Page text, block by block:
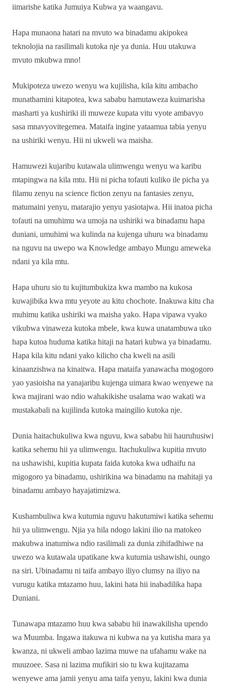
iimarishe katika Jumuiya Kubwa ya waangavu.
Hapa munaona hatari na mvuto wa binadamu akipokea
teknolojia na rasilimali kutoka nje ya dunia. Huu utakuwa
mvuto mkubwa mno!
Mukipoteza uwezo wenyu wa kujilisha, kila kitu ambacho
munathamini kitapotea, kwa sababu hamutaweza kuimarisha
masharti ya kushiriki ili muweze kupata vitu vyote ambavyo
sasa mnavyovitegemea. Mataifa ingine yataamua tabia yenyu
na ushiriki wenyu. Hii ni ukweli wa maisha.
Hamuwezi kujaribu kutawala ulimwengu wenyu wa karibu
mtapingwa na kila mtu. Hii ni picha tofauti kuliko ile picha ya
filamu zenyu na science fiction zenyu na fantasies zenyu,
matumaini yenyu, matarajio yenyu yasiotajwa. Hii inatoa picha
tofauti na umuhimu wa umoja na ushiriki wa binadamu hapa
duniani, umuhimi wa kulinda na kujenga uhuru wa binadamu
na nguvu na uwepo wa Knowledge ambayo Mungu ameweka
ndani ya kila mtu.
Hapa uhuru sio tu kujitumbukiza kwa mambo na kukosa
kuwajibika kwa mtu yeyote au kitu chochote. Inakuwa kitu cha
muhimu katika ushiriki wa maisha yako. Hapa vipawa vyako
vikubwa vinaweza kutoka mbele, kwa kuwa unatambuwa uko
hapa kutoa huduma katika hitaji na hatari kubwa ya binadamu.
Hapa kila kitu ndani yako kilicho cha kweli na asili
kinaanzishwa na kinaitwa. Hapa mataifa yanawacha mogogoro
yao yasioisha na yanajaribu kujenga uimara kwao wenyewe na
kwa majirani wao ndio wahakikishe usalama wao wakati wa
mustakabali na kujilinda kutoka maingilio kutoka nje.
Dunia haitachukuliwa kwa nguvu, kwa sababu hii hauruhusiwi
katika sehemu hii ya ulimwengu. Itachukuliwa kupitia mvuto
na ushawishi, kupitia kupata faida kutoka kwa udhaifu na
migogoro ya binadamu, ushirikina wa binadamu na mahitaji ya
binadamu ambayo hayajatimizwa.
Kushambuliwa kwa kutumia nguvu hakutumiwi katika sehemu
hii ya ulimwengu. Njia ya hila ndogo lakini ilio na matokeo
makubwa inatumiwa ndio rasilimali za dunia zihifadhiwe na
uwezo wa kutawala upatikane kwa kutumia ushawishi, oungo
na siri. Ubinadamu ni taifa ambayo iliyo clumsy na iliyo na
vurugu katika mtazamo huu, lakini hata hii inabadilika hapa
Duniani.
Tunawapa mtazamo huu kwa sababu hii inawakilisha upendo
wa Muumba. Ingawa itakuwa ni kubwa na ya kutisha mara ya
kwanza, ni ukweli ambao lazima muwe na ufahamu wake na
muuzoee. Sasa ni lazima mufikiri sio tu kwa kujitazama
wenyewe ama jamii yenyu ama taifa yenyu, lakini kwa dunia